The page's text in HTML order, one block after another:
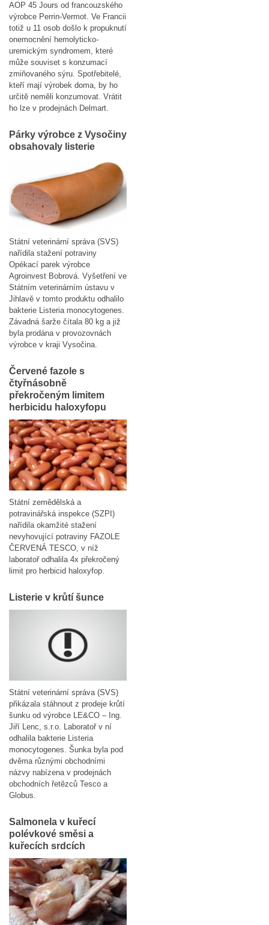
AOP 45 Jours od francouzského
výrobce Perrin-Vermot. Ve Francii
totiž u 11 osob došlo k propuknutí
onemocnění hemolyticko-
uremickým syndromem, které
může souviset s konzumací
zmiňovaného sýru. Spotřebitelé,
kteří mají výrobek doma, by ho
určitě neměli konzumovat. Vrátit
ho lze v prodejnách Delmart.
Párky výrobce z Vysočiny
obsahovaly listerie
Státní veterinární správa (SVS)
nařídila stažení potraviny
Opékací parek výrobce
Agroinvest Bobrová. Vyšetření ve
Státním veterinárním ústavu v
Jihlavě v tomto produktu odhalilo
bakterie Listeria monocytogenes.
Závadná šarže čítala 80 kg a již
byla prodána v provozovnách
výrobce v kraji Vysočina.
Červené fazole s
čtyřnásobně
překročeným limitem
herbicidu haloxyfopu
Státní zemědělská a
potravinářská inspekce (SZPI)
nařídila okamžité stažení
nevyhovující potraviny FAZOLE
ČERVENÁ TESCO, v níž
laboratoř odhalila 4x překročený
limit pro herbicid haloxyfop.
Listerie v krůtí šunce
Státní veterinární správa (SVS)
přikázala stáhnout z prodeje krůtí
šunku od výrobce LE&CO – Ing.
Jiří Lenc, s.r.o. Laboratoř v ní
odhalila bakterie Listeria
monocytogenes. Šunka byla pod
dvěma různými obchodními
názvy nabízena v prodejnách
obchodních řetězců Tesco a
Globus.
Salmonela v kuřecí
polévkové směsi a
kuřecích srdcích